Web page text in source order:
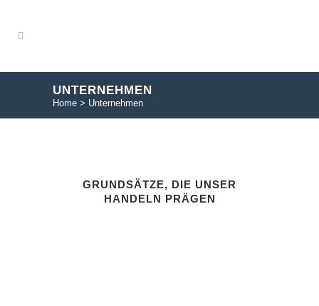
UNTERNEHMEN
Home > Unternehmen
GRUNDSÄTZE, DIE UNSER
HANDELN PRÄGEN